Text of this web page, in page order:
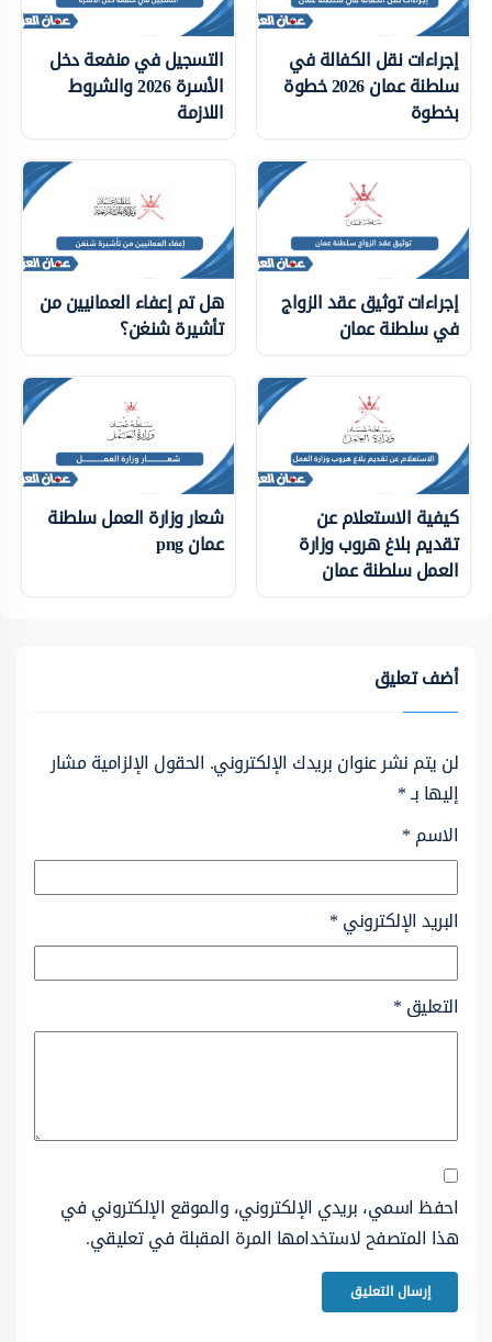
إجراءات نقل الكفالة في
سلطنة عمان 2026 خطوة
بخطوة
التسجيل في منفعة دخل
الأسرة 2026 والشروط
اللازمة
إجراءات توثيق عقد الزواج
في سلطنة عمان
هل تم إعفاء العمانيين من
تأشيرة شنغن؟
كيفية الاستعلام عن
تقديم بلاغ هروب وزارة
العمل سلطنة عمان
شعار وزارة العمل سلطنة
عمان png
أضف تعليق
لن يتم نشر عنوان بريدك الإلكتروني. الحقول الإلزامية مشار
إليها بـ*
الاسم*
البريد الإلكتروني*
التعليق*
احفظ اسمي، بريدي الإلكتروني، والموقع الإلكتروني في
هذا المتصفح لاستخدامها المرة المقبلة في تعليقي.